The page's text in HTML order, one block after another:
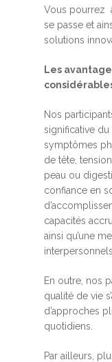
Vous pourrez
se passe et
solutions
Les
Nos
significative
symptômes
de tête,
peau ou
confiance en
capacités
ainsi qu’une
interpersonnels.
En outre, nos
qualité de vie
d’approches
quotidiens.
Par ailleurs,